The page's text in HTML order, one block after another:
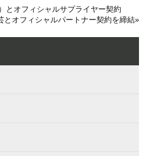
とオフィシャルサプライヤー契約
とオフィシャルパートナー契約を締結»